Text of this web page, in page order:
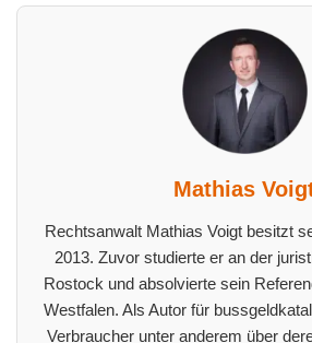
Mathias
Rechtsanwalt Mathias Voigt besitzt
2013. Zuvor studierte er an der
Rostock und absolvierte sein
Westfalen. Als Autor für
Verbraucher unter anderem über